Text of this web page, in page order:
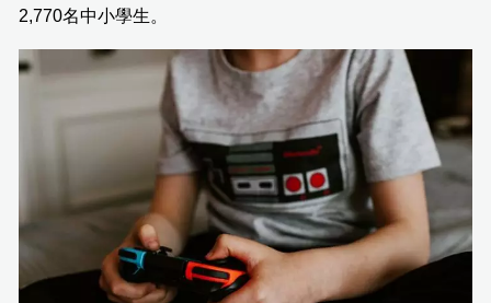
2,770名中小學生。